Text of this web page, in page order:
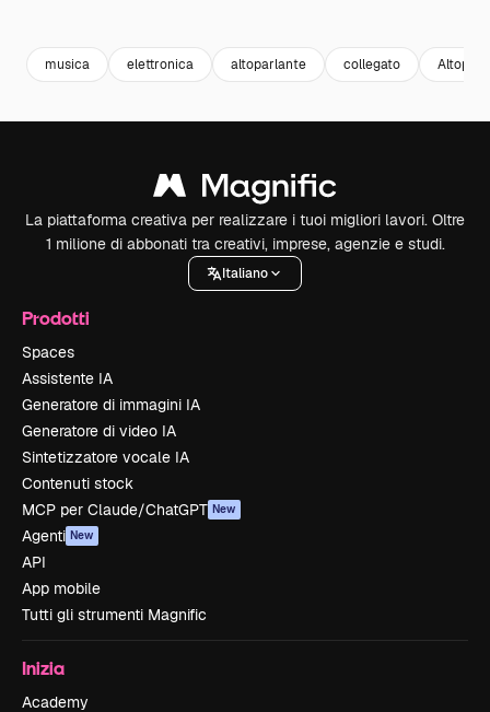
musica elettronica altoparlante collegato
La piattaforma creativa per realizzare i tuoi migliori lavori. Oltre
1 milione di abbonati tra creativi, imprese, agenzie e studi.
Italiano
Prodotti
Spaces
Assistente IA
Generatore di immagini IA
Generatore di video IA
Sintetizzatore vocale IA
Contenuti stock
MCP per Claude/ChatGPT New
Agenti New
API
App mobile
Tutti gli strumenti Magnific
Inizia
Academy